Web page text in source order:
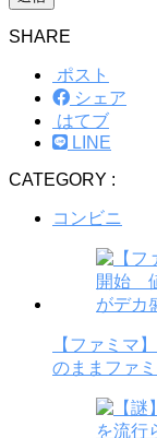
SHARE
ポスト
シェア
はてブ
LINE
CATEGORY :
コンビニ
【ファミマ
のままファ